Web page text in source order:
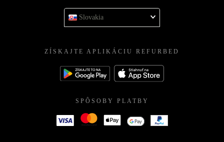
Slovakia
ZÍSKAJTE APLIKÁCIU REFURBED
SPÔSOBY PLATBY